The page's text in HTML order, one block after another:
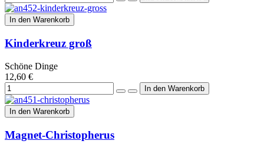
In den Warenkorb
Kinderkreuz groß
Schöne Dinge
12,60 €
In den Warenkorb
Magnet-Christopherus